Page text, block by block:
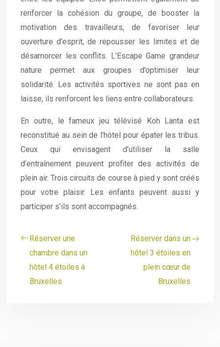
renforcer la cohésion du groupe, de booster la
motivation des travailleurs, de favoriser leur
ouverture d’esprit, de repousser les limites et de
désamorcer les conflits. L’Escape Game grandeur
nature permet aux groupes d’optimiser leur
solidarité. Les activités sportives ne sont pas en
laisse, ils renforcent les liens entre collaborateurs.
En outre, le fameux jeu télévisé Koh Lanta est
reconstitué au sein de l’hôtel pour épater les tribus.
Ceux qui envisagent d’utiliser la salle
d’entraînement peuvent profiter des activités de
plein air. Trois circuits de course à pied y sont créés
pour votre plaisir. Les enfants peuvent aussi y
participer s’ils sont accompagnés.
Réserver une
chambre dans un
hôtel 4 étoiles à
Bruxelles
Réserver dans un
hôtel 3 étoiles en
plein cœur de
Bruxelles